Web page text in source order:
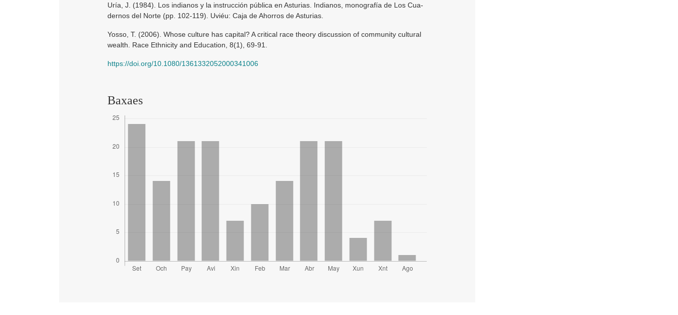
Uría, J. (1984). Los indianos y la instrucción pública en Asturias. Indianos, monografía de Los Cua-
dernos del Norte (pp. 102-119). Uviéu: Caja de Ahorros de Asturias.
Yosso, T. (2006). Whose culture has capital? A critical race theory discussion of community cultural
wealth. Race Ethnicity and Education, 8(1), 69-91.
https://doi.org/10.1080/1361332052000341006
Baxaes